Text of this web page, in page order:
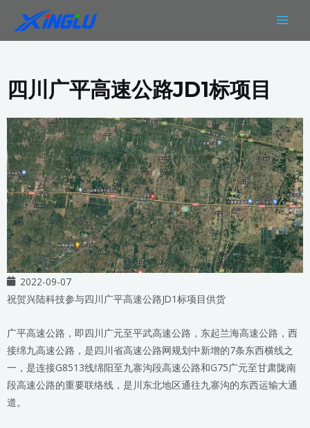
内
四川广平高速公路JD1标项目
2022-09-07
祝贺兴陆科技参与四川广平高速公路JD1标项目供货
广平高速公路，即四川广元至平武高速公路，东起兰海高速公路，西
接绵九高速公路，是四川省高速公路网规划中新增的7条东西横线之
一，是连接G8513线绵阳至九寨沟段高速公路和G75广元至甘肃陇南
段高速公路的重要联络线，是川东北地区通往九寨沟的东西运输大通
道。